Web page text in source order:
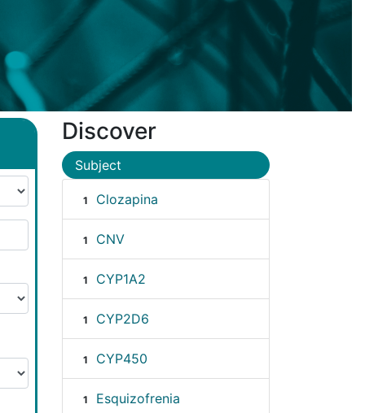
Discover
Subject
1 Clozapina
1 CNV
1 CYP1A2
1 CYP2D6
1 CYP450
1 Esquizofrenia